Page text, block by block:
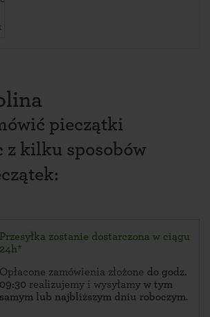
pieczątki
z kilku sposobów
Przesyłka zostanie dostarczona w ciągu
24h*
Opłacone zamówienia złożone do godz.
09:30 realizujemy i wysyłamy w tym
samym lub najbliższym dniu roboczym.